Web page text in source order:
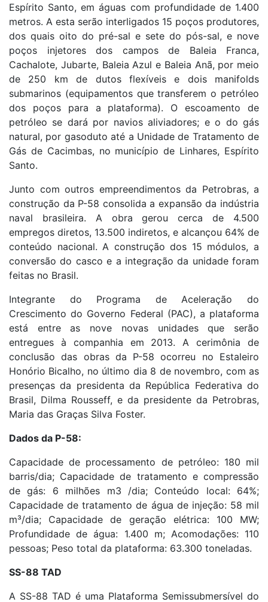
Espírito Santo, em águas com profundidade de 1.400
metros. A esta serão interligados 15 poços produtores,
dos quais oito do pré-sal e sete do pós-sal, e nove
poços injetores dos campos de Baleia Franca,
Cachalote, Jubarte, Baleia Azul e Baleia Anã, por meio
de 250 km de dutos flexíveis e dois manifolds
submarinos (equipamentos que transferem o petróleo
dos poços para a plataforma). O escoamento de
petróleo se dará por navios aliviadores; e o do gás
natural, por gasoduto até a Unidade de Tratamento de
Gás de Cacimbas, no município de Linhares, Espírito
Santo.
Junto com outros empreendimentos da Petrobras, a
construção da P-58 consolida a expansão da indústria
naval brasileira. A obra gerou cerca de 4.500
empregos diretos, 13.500 indiretos, e alcançou 64% de
conteúdo nacional. A construção dos 15 módulos, a
conversão do casco e a integração da unidade foram
feitas no Brasil.
Integrante do Programa de Aceleração do
Crescimento do Governo Federal (PAC), a plataforma
está entre as nove novas unidades que serão
entregues à companhia em 2013. A cerimônia de
conclusão das obras da P-58 ocorreu no Estaleiro
Honório Bicalho, no último dia 8 de novembro, com as
presenças da presidenta da República Federativa do
Brasil, Dilma Rousseff, e da presidente da Petrobras,
Maria das Graças Silva Foster.
Dados da P-58:
Capacidade de processamento de petróleo: 180 mil
barris/dia; Capacidade de tratamento e compressão
de gás: 6 milhões m3 /dia; Conteúdo local: 64%;
Capacidade de tratamento de água de injeção: 58 mil
m³/dia; Capacidade de geração elétrica: 100 MW;
Profundidade de água: 1.400 m; Acomodações: 110
pessoas; Peso total da plataforma: 63.300 toneladas.
SS-88 TAD
A SS-88 TAD é uma Plataforma Semissubmersível do